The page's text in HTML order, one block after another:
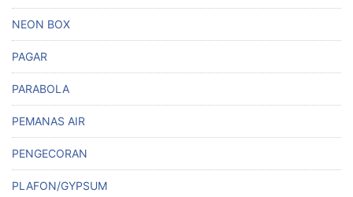
NEON BOX
PAGAR
PARABOLA
PEMANAS AIR
PENGECORAN
PLAFON/GYPSUM